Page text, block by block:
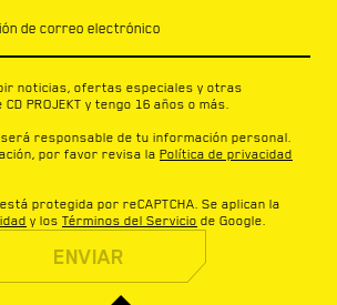
de correo electrónico
noticias, ofertas especiales y otras
PROJEKT y tengo 16 años o más.
será responsable de tu información personal.
por favor revisa la Política de privacidad
protegida por reCAPTCHA. Se aplican la
y los Términos del Servicio de Google.
ENVIAR